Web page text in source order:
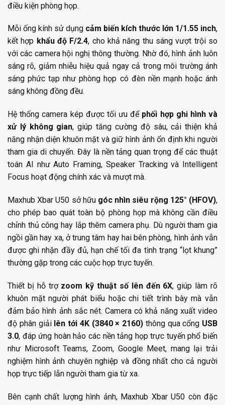
điều kiện phòng họp.
Mỗi ống kính sử dụng cảm biến kích thước lớn 1/1.55 inch,
kết hợp khẩu độ F/2.4, cho khả năng thu sáng vượt trội so
với các camera hội nghị thông thường. Nhờ đó, hình ảnh luôn
sáng rõ, giảm nhiễu hiệu quả ngay cả trong môi trường ánh
sáng phức tạp như phòng họp có đèn nền mạnh hoặc ánh
sáng không đồng đều.
Hệ thống camera kép được tối ưu để phối hợp ghi hình và
xử lý không gian, giúp tăng cường độ sâu, cải thiện khả
năng nhận diện khuôn mặt và giữ hình ảnh ổn định khi người
tham gia di chuyển. Đây là nền tảng quan trọng để các thuật
toán AI như Auto Framing, Speaker Tracking và Intelligent
Focus hoạt động chính xác và mượt mà.
Maxhub Xbar U50 sở hữu góc nhìn siêu rộng 125° (HFOV),
cho phép bao quát toàn bộ phòng họp mà không cần điều
chỉnh thủ công hay lắp thêm camera phụ. Dù người tham gia
ngồi gần hay xa, ở trung tâm hay hai bên phòng, hình ảnh vẫn
được ghi nhận đầy đủ, hạn chế tối đa tình trạng “lọt khung”
thường gặp trong các cuộc họp trực tuyến.
Thiết bị hỗ trợ zoom kỹ thuật số lên đến 6X, giúp làm rõ
khuôn mặt người phát biểu hoặc chi tiết trình bày mà vẫn
đảm bảo hình ảnh sắc nét. Camera có khả năng xuất video
độ phân giải lên tới 4K (3840 × 2160) thông qua cổng USB
3.0, đáp ứng hoàn hảo các nền tảng họp trực tuyến phổ biến
như Microsoft Teams, Zoom, Google Meet, mang lại trải
nghiệm hình ảnh chuyên nghiệp và đồng nhất cho cả người
họp trực tiếp lẫn người tham gia từ xa.
Bên cạnh chất lượng hình ảnh, Maxhub Xbar U50 còn đặc